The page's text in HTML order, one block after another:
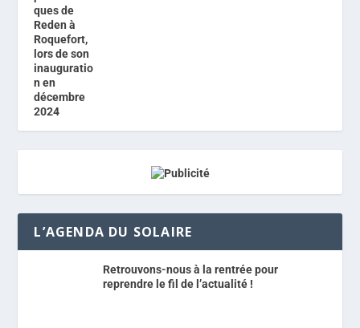
L’AGENDA DU SOLAIRE
Retrouvons-nous à la rentrée pour
reprendre le fil de l’actualité !